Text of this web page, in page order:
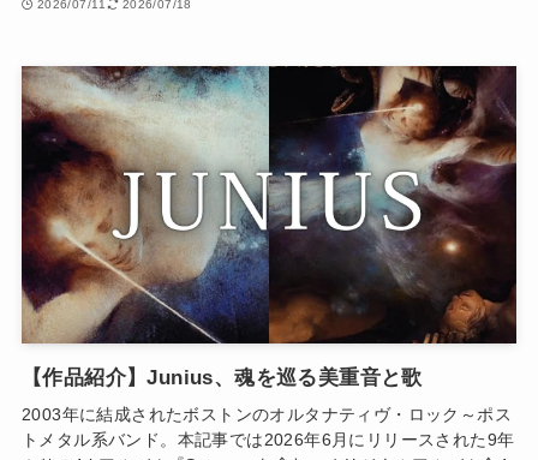
2026/07/11 2026/07/18
【作品紹介】Junius、魂を巡る美重音と歌
2003年に結成されたボストンのオルタナティヴ・ロック～ポス
トメタル系バンド。本記事では2026年6月にリリースされた9年